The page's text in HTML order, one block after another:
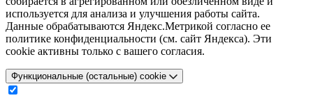
используется для анализа и улучшения работы сайта.
Данные обрабатываются Яндекс.Метрикой согласно ее
политике конфиденциальности (см. сайт Яндекса). Эти
cookie активны только с вашего согласия.
Функциональные (остальные) cookie